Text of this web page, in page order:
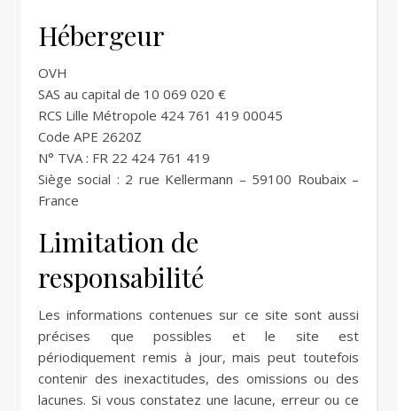
Hébergeur
OVH
SAS au capital de 10 069 020 €
RCS Lille Métropole 424 761 419 00045
Code APE 2620Z
N° TVA : FR 22 424 761 419
Siège social : 2 rue Kellermann – 59100 Roubaix –
France
Limitation de
responsabilité
Les informations contenues sur ce site sont aussi
précises que possibles et le site est
périodiquement remis à jour, mais peut toutefois
contenir des inexactitudes, des omissions ou des
lacunes. Si vous constatez une lacune, erreur ou ce